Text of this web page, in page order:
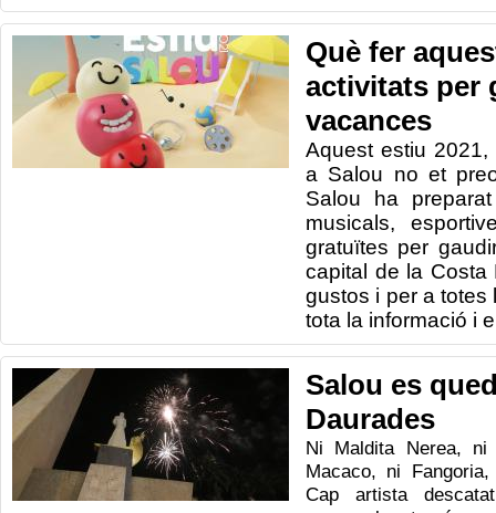
Què fer
activitats per
vacances
Aquest estiu
a Salou no et
Salou ha
musicals,
gratuïtes per
capital de la Costa
gustos i per a totes
tota la informació i
Salou es
Daurades
Ni Maldita Nerea,
Macaco, ni
Cap artista